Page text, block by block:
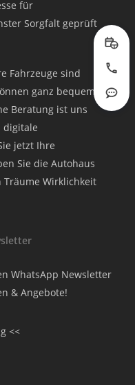
für
Sorgfalt geprüft
Fahrzeuge sind
ganz bequem
Beratung ist uns
digitale
jetzt Ihre
Sie die Autohaus
Träume Wirklichkeit
WhatsApp Newsletter
& Angebote!
<<
Jetzt